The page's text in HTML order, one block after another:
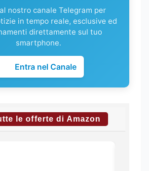
nostro canale Telegram per
in tempo reale, esclusive ed
direttamente sul tuo
smartphone.
Entra nel Canale